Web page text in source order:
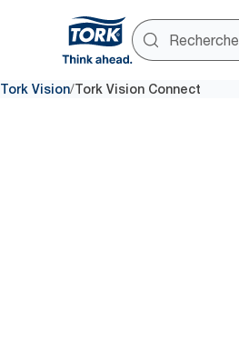
Tork Vision/Tork Vision Connect